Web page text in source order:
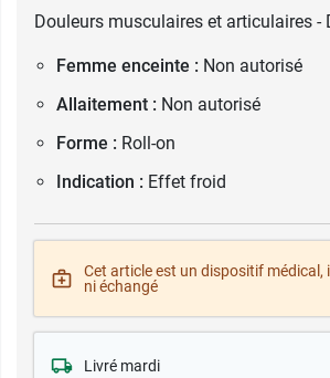
Douleurs musculaires et articulaires -
Femme enceinte : Non autorisé
Allaitement : Non autorisé
Forme : Roll-on
Indication : Effet froid
Cet article est un dispositif médical,
ni échangé
Livré mardi